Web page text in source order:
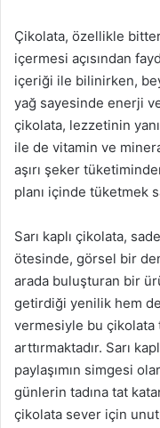
Çikolata, özellikle
içermesi açısından
içeriği ile bilinirken,
yağ sayesinde enerji
çikolata, lezzetinin
ile de vitamin ve
aşırı şeker
planı içinde tüketmek
Sarı kaplı çikolata,
ötesinde, görsel bir
arada buluşturan bir
getirdiği yenilik hem
vermesiyle bu
arttırmaktadır. Sarı
paylaşımın simgesi
günlerin tadına tat
çikolata sever için